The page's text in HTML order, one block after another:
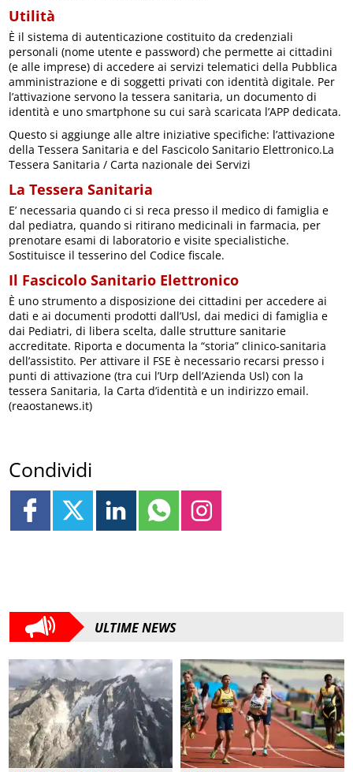
Utilità
È il sistema di autenticazione costituito da credenziali
personali (nome utente e password) che permette ai cittadini
(e alle imprese) di accedere ai servizi telematici della Pubblica
amministrazione e di soggetti privati con identità digitale. Per
l’attivazione servono la tessera sanitaria, un documento di
identità e uno smartphone su cui sarà scaricata l’APP dedicata.
Questo si aggiunge alle altre iniziative specifiche: l’attivazione
della Tessera Sanitaria e del Fascicolo Sanitario Elettronico.La
Tessera Sanitaria / Carta nazionale dei Servizi
La Tessera Sanitaria
E’ necessaria quando ci si reca presso il medico di famiglia e
dal pediatra, quando si ritirano medicinali in farmacia, per
prenotare esami di laboratorio e visite specialistiche.
Sostituisce il tesserino del Codice fiscale.
Il Fascicolo Sanitario Elettronico
È uno strumento a disposizione dei cittadini per accedere ai
dati e ai documenti prodotti dall’Usl, dai medici di famiglia e
dai Pediatri, di libera scelta, dalle strutture sanitarie
accreditate. Riporta e documenta la “storia” clinico-sanitaria
dell’assistito. Per attivare il FSE è necessario recarsi presso i
punti di attivazione (tra cui l’Urp dell’Azienda Usl) con la
tessera Sanitaria, la Carta d’identità e un indirizzo email.
(reaostanews.it)
Condividi
ULTIME NEWS